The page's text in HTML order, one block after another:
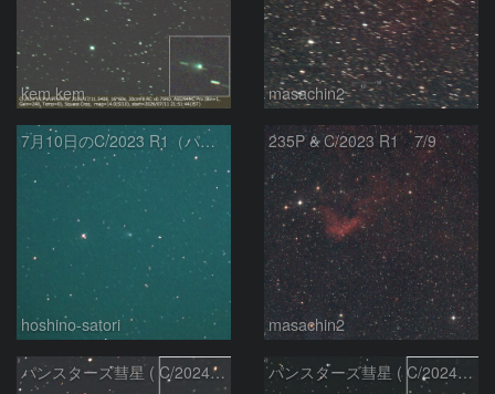
kem.kem masachin2
7月10日のC/2023 R1（パンスターズ彗星）
hoshino-satori
235P & C/2023 R1 7/9
masachin2
パンスターズ彗星 ( C/2024R4 )：2026/06/28 パンスターズ彗星 ( C/2024G4 )の予報位置：2026/06/23